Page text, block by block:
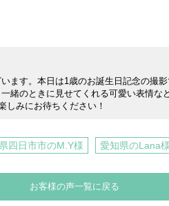
ます。本日は1歳のお誕生日記念の撮
緒のときに見せてくれる可愛い表情な
しみにお待ちください！
四日市市のM.Y様 愛知県のLana
お客様の声一覧に戻る